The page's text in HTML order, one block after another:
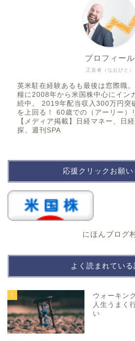
正直者（なおびと）
プロフィール
英米駐在経験あるも最後は窓際職
糧に2008年から米国株中心にイン
続中。 2019年配当収入300万円突
を上回る！ 60歳での（アーリー）
【メディア掲載】日経マネー、日
探、週刊SPA
応援クリックお願い
にほんブログ
よく読まれてい
1
ウォーキン
人生うまく
い